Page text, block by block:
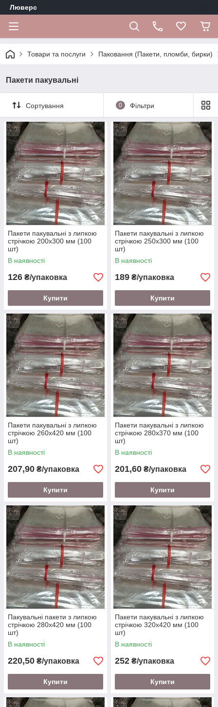
Люверс
Товари та послуги Паковання (Пакети, пломби, бирки)
Пакети пакувальні
Сортування 0 Фільтри
Пакети пакувальні з липкою
стрічкою 200х300 мм (100
шт)
В наявності
126 ₴/упаковка
Купити
Пакети пакувальні з липкою
стрічкою 250х300 мм (100
шт)
В наявності
189 ₴/упаковка
Купити
Пакети пакувальні з липкою
стрічкою 260х420 мм (100
шт)
В наявності
207,90 ₴/упаковка
Купити
Пакети пакувальні з липкою
стрічкою 280х370 мм (100
шт)
В наявності
201,60 ₴/упаковка
Купити
Пакувальні пакети з липкою
стрічкою 280х420 мм (100
шт)
В наявності
220,50 ₴/упаковка
Купити
Пакети пакувальні з липкою
стрічкою 320х420 мм (100
шт)
В наявності
252 ₴/упаковка
Купити